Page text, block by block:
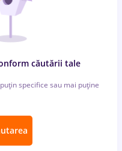
căutării tale
specifice sau mai puține